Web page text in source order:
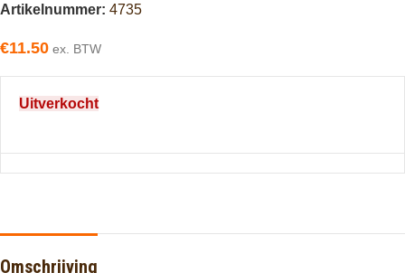
Artikelnummer: 4735
€11.50 ex. BTW
Uitverkocht
Omschrijving